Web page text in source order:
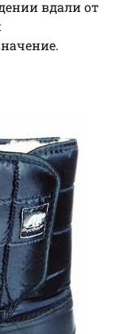
вдали от